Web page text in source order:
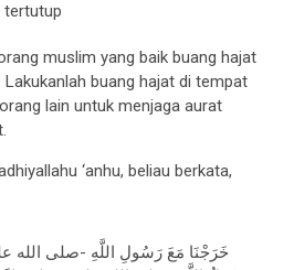
tertutup
muslim yang baik buang hajat
buang hajat di tempat
lain untuk menjaga aurat
‘anhu, beliau berkata,
خَرَجْنَا مَعَ رَسُولِ اللَّهِ -صلى الله